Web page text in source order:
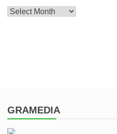
Archive
GRAMEDIA